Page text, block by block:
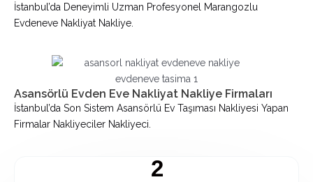
İstanbul’da Deneyimli Uzman Profesyonel Marangozlu
Evdeneve Nakliyat Nakliye.
Asansörlü Evden Eve Nakliyat Nakliye Firmaları
İstanbul’da Son Sistem Asansörlü Ev Taşıması Nakliyesi Yapan
Firmalar Nakliyeciler Nakliyeci.
2